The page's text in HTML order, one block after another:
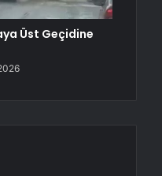
Üst Geçidine